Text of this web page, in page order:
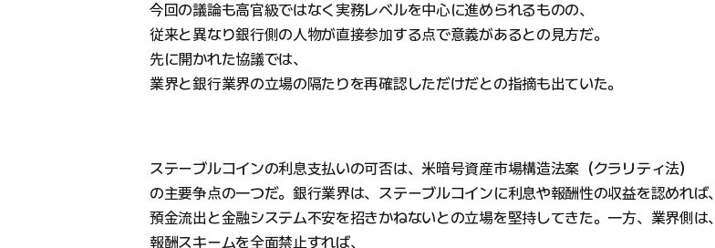
今回の議論も高官級ではなく実務レベルを中心に進められるものの、
従来と異なり銀行側の人物が直接参加する点で意義があるとの見方だ。
先に開かれた協議では、
業界と銀行業界の立場の隔たりを再確認しただけだとの指摘も出ていた。
ステーブルコインの利息支払いの可否は、米暗号資産市場構造法案（クラリティ法）
の主要争点の一つだ。銀行業界は、ステーブルコインに利息や報酬性の収益を認めれば、
預金流出と金融システム不安を招きかねないとの立場を堅持してきた。一方、業界側は、
報酬スキームを全面禁止すれば、